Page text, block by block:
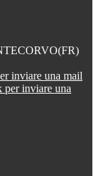
inviare una mail
per inviare una